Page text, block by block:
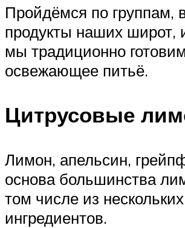
Пройдёмся по группам,
продукты наших широт,
мы традиционно готовим
освежающее питьё.
Цитрусовые
Лимон, апельсин,
основа большинства
том числе из нескольких
ингредиентов.